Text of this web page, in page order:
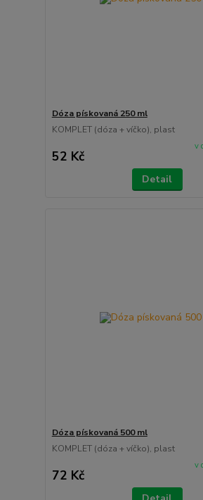
Dóza pískovaná 250 ml
KOMPLET (dóza + víčko), plast
52 Kč
v
Detail
Dóza pískovaná 500 ml
KOMPLET (dóza + víčko), plast
72 Kč
v